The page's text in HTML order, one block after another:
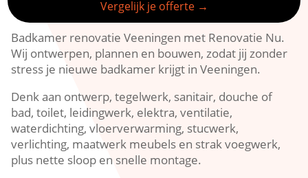
Vergelijk je offerte →
Badkamer renovatie Veeningen met Renovatie Nu.
Wij ontwerpen, plannen en bouwen, zodat jij zonder
stress je nieuwe badkamer krijgt in Veeningen.
Denk aan ontwerp, tegelwerk, sanitair, douche of
bad, toilet, leidingwerk, elektra, ventilatie,
waterdichting, vloerverwarming, stucwerk,
verlichting, maatwerk meubels en strak voegwerk,
plus nette sloop en snelle montage.